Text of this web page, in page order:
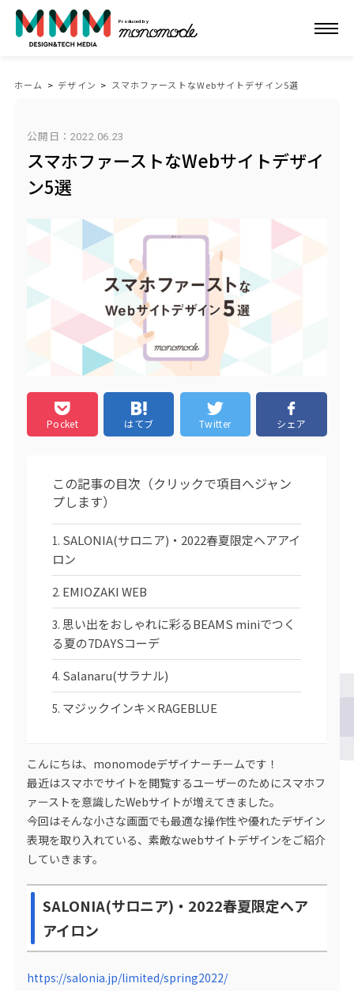
Produced by
ホーム > デザイン > スマホファーストなWebサイトデザイン5選
公開日： 2022.06.23
スマホファーストなWebサイトデザイ
ン5選
Pocket はてブ Twitter シェア
この記事の目次（クリックで項目へジャン
プします）
SALONIA(サロニア)・2022春夏限定ヘアアイ
ロン
EMIOZAKI WEB
思い出をおしゃれに彩るBEAMS miniでつく
る夏の7DAYSコーデ
Salanaru(サラナル)
マジックインキ×RAGEBLUE
こんにちは、monomodeデザイナーチームです！
最近はスマホでサイトを閲覧するユーザーのためにスマホフ
ァーストを意識したWebサイトが増えてきました。
今回はそんな小さな画面でも最適な操作性や優れたデザイン
表現を取り入れている、素敵なwebサイトデザインをご紹介
していきます。
SALONIA(サロニア)・2022春夏限定ヘア
アイロン
https://salonia.jp/limited/spring2022/